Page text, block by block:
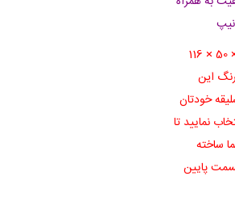
این محصول در ابعاد 90 × 50 × 116
این
خودتان
نمایید تا
ساخته
پایین